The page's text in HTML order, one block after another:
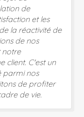
de
et les
la réactivité de
de nos
notre
client. C'est un
parmi nos
de profiter
de vie.